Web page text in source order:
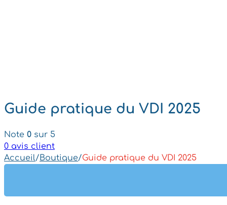
Guide pratique du VDI 2025
Note 0 sur 5
0 avis client
Accueil/Boutique/Guide pratique du VDI 2025